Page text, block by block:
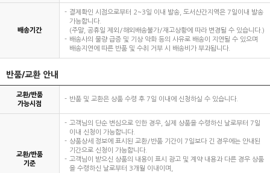
배송기간
결제확인 시점으로부터 2~3일 이내 발송, 도서산간지역은 7일이내 발송
가능합니다.
(주말, 공휴일 제외/해외배송불가/재고상황에 따라 변경될 수 있습니다.)
배송사의 물량 급증 및 기상 악화 등의 사유로 배송이 지연될 수 있으며
배송지연에 따른 반품 및 수취 거부 시 배송비가 부과됩니다.
반품/교환 안내
교환/반품
가능시점
반품 및 교환은 상품 수령 후 7일 이내에 신청하실 수 있습니다.
교환/반품
기준
고객님의 단순 변심으로 인한 경우, 실제 상품을 수령하신 날로부터 7일
이내 신청이 가능합니다.
상품상세 정보에 표시된 교환/반품 기간이 7일보다 긴 경우에는 안내된
기간으로 신청이 가능합니다.
고객님이 받으신 상품의 내용이 표시 광고 및 계약 내용과 다른 경우 상품
을 수령하신 날로부터 3개월 이내이며,